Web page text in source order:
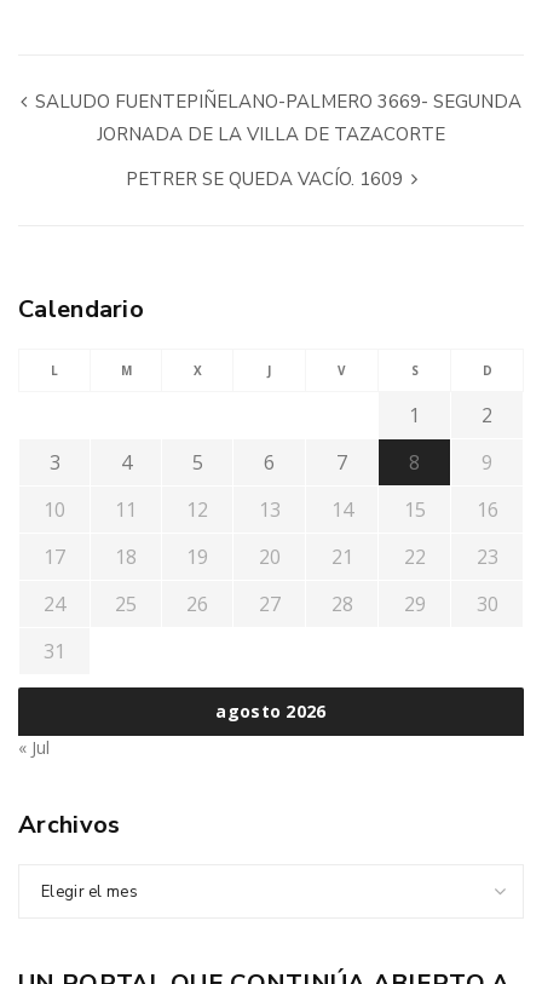
SALUDO FUENTEPIÑELANO-PALMERO 3669- SEGUNDA
JORNADA DE LA VILLA DE TAZACORTE
PETRER SE QUEDA VACÍO. 1609
Calendario
agosto 2026
L M X J V S D
1
2
3
4 5 6 7 8
9
10
11 12 13 14 15
16
17
18 19 20 21 22
23
24
25 26 27 28 29
30
31
« Jul
Archivos
Elegir el mes